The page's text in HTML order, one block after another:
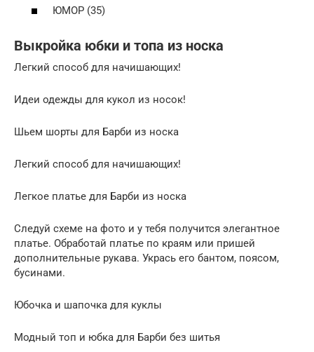
ЮМОР (35)
Выкройка юбки и топа из носка
Легкий способ для начишающих!
Идеи одежды для кукол из носок!
Шьем шорты для Барби из носка
Легкий способ для начишающих!
Легкое платье для Барби из носка
Следуй схеме на фото и у тебя получится элегантное
платье. Обработай платье по краям или пришей
дополнительные рукава. Укрась его бантом, поясом,
бусинами.
Юбочка и шапочка для куклы
Модный топ и юбка для Барби без шитья